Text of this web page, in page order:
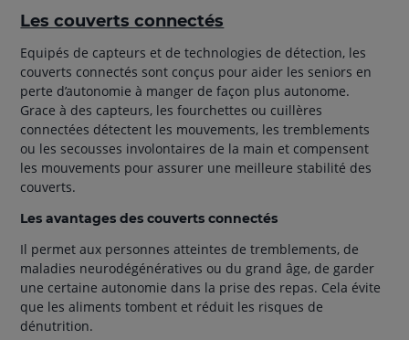
Les couverts connectés
Equipés de capteurs et de technologies de détection, les
couverts connectés sont conçus pour aider les seniors en
perte d’autonomie à manger de façon plus autonome.
Grace à des capteurs, les fourchettes ou cuillères
connectées détectent les mouvements, les tremblements
ou les secousses involontaires de la main et compensent
les mouvements pour assurer une meilleure stabilité des
couverts.
Les avantages des couverts connectés
Il permet aux personnes atteintes de tremblements, de
maladies neurodégénératives ou du grand âge, de garder
une certaine autonomie dans la prise des repas. Cela évite
que les aliments tombent et réduit les risques de
dénutrition.